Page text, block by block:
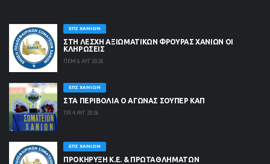
ΕΠΣ ΧΑΝΊΩΝ
ΣΤΗ ΛΈΣΧΗ ΑΞΙΩΜΑΤΙΚΏΝ ΦΡΟΥΡΆΣ ΧΑΝΊΩΝ ΟΙ
ΚΛΗΡΏΣΕΙΣ
ΠΕΜ 6 ΑΥΓ 2026
ΕΠΣ ΧΑΝΊΩΝ
ΣΤΑ ΠΕΡΙΒΟΛΙΑ Ο ΑΓΩΝΑΣ ΣΟΥΠΕΡ ΚΑΠ
ΤΡΙ 4 ΑΥΓ 2026
ΕΠΣ ΧΑΝΊΩΝ
ΠΡΟΚΗΡΥΞΗ Κ.Ε. & ΠΡΩΤΑΘΛΗΜΑΤΩΝ